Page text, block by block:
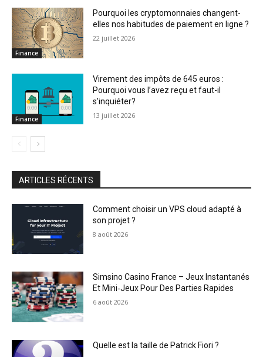
Finance
Pourquoi les cryptomonnaies changent-
elles nos habitudes de paiement en ligne ?
22 juillet 2026
Finance
Virement des impôts de 645 euros :
Pourquoi vous l’avez reçu et faut-il
s’inquiéter?
13 juillet 2026
ARTICLES RÉCENTS
Comment choisir un VPS cloud adapté à
son projet ?
8 août 2026
Simsino Casino France – Jeux Instantanés
Et Mini‑Jeux Pour Des Parties Rapides
6 août 2026
Quelle est la taille de Patrick Fiori ?